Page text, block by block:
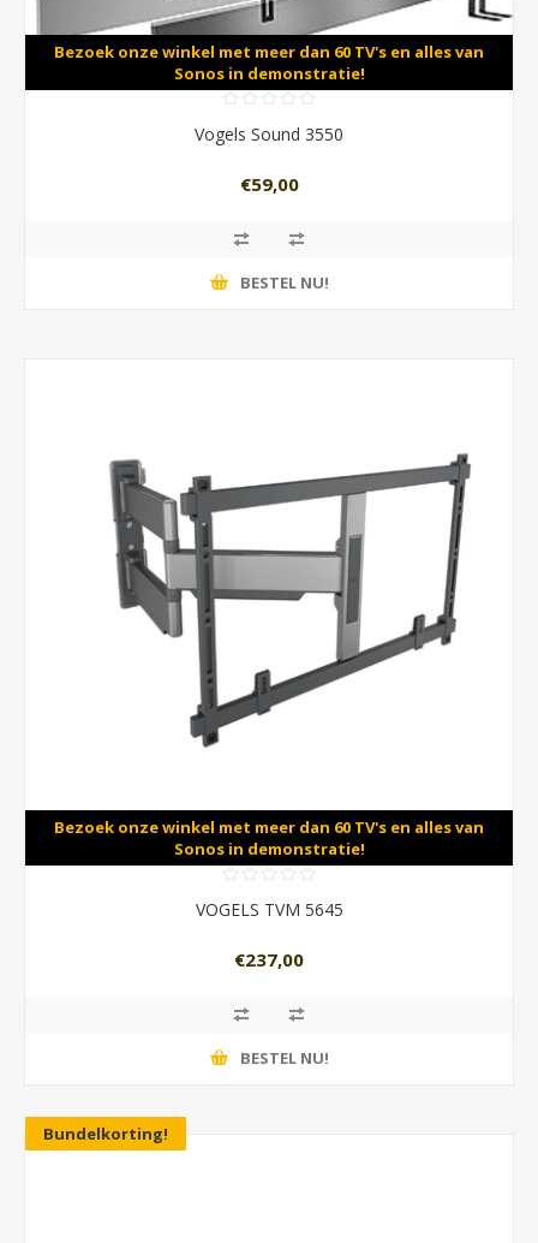
Bezoek onze winkel met meer dan 60 TV's en alles van
Sonos in demonstratie!
Vogels Sound 3550
€59,00
BESTEL NU!
Bezoek onze winkel met meer dan 60 TV's en alles van
Sonos in demonstratie!
VOGELS TVM 5645
€237,00
BESTEL NU!
Bundelkorting!